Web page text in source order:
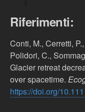
Riferimenti:
Conti, M., Cerretti,
Polidori, C.,
Glacier retreat
over spacetime.
https://doi.org/